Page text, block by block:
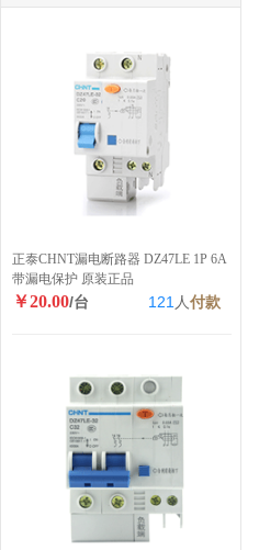
正泰CHNT漏电断路器 DZ47LE 1P 6A
带漏电保护 原装正品
￥20.00/台 121 人付款